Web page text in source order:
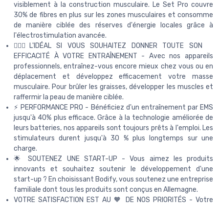
visiblement à la construction musculaire. Le Set Pro couvre
30% de fibres en plus sur les zones musculaires et consomme
de manière ciblée des réserves d'énergie locales grâce à
l'électrostimulation avancée.
🏃🏼‍♀️L'IDÉAL SI VOUS SOUHAITEZ DONNER TOUTE SON
EFFICACITÉ À VOTRE ENTRAÎNEMENT - Avec nos appareils
professionnels, entraînez-vous encore mieux chez vous ou en
déplacement et développez efficacement votre masse
musculaire. Pour brûler les graisses, développer les muscles et
raffermir la peau de manière ciblée.
⚡️ PERFORMANCE PRO - Bénéficiez d'un entraînement par EMS
jusqu'à 40% plus efficace. Grâce à la technologie améliorée de
leurs batteries, nos appareils sont toujours prêts à l'emploi. Les
stimulateurs durent jusqu'à 30 % plus longtemps sur une
charge.
🌟 SOUTENEZ UNE START-UP - Vous aimez les produits
innovants et souhaitez soutenir le développement d'une
start-up ? En choisissant Bodify, vous soutenez une entreprise
familiale dont tous les produits sont conçus en Allemagne.
VOTRE SATISFACTION EST AU 🧡 DE NOS PRIORITÉS - Votre